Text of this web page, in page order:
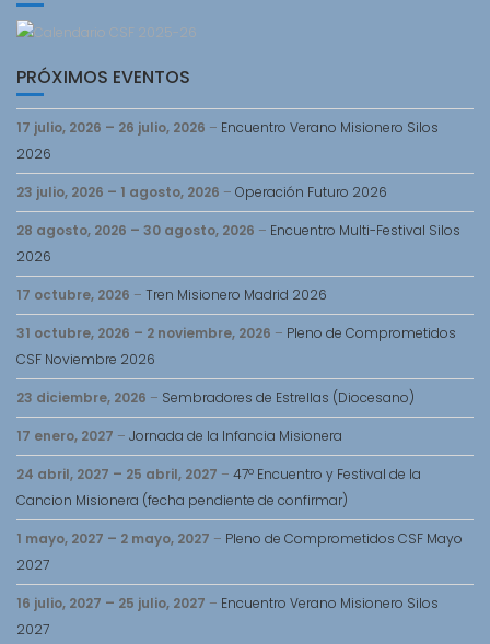
PRÓXIMOS EVENTOS
17 julio, 2026 – 26 julio, 2026 – Encuentro Verano Misionero Silos
2026
23 julio, 2026 – 1 agosto, 2026 – Operación Futuro 2026
28 agosto, 2026 – 30 agosto, 2026 – Encuentro Multi-Festival Silos
2026
17 octubre, 2026 – Tren Misionero Madrid 2026
31 octubre, 2026 – 2 noviembre, 2026 – Pleno de Comprometidos
CSF Noviembre 2026
23 diciembre, 2026 – Sembradores de Estrellas (Diocesano)
17 enero, 2027 – Jornada de la Infancia Misionera
24 abril, 2027 – 25 abril, 2027 – 47º Encuentro y Festival de la
Cancion Misionera (fecha pendiente de confirmar)
1 mayo, 2027 – 2 mayo, 2027 – Pleno de Comprometidos CSF Mayo
2027
16 julio, 2027 – 25 julio, 2027 – Encuentro Verano Misionero Silos
2027